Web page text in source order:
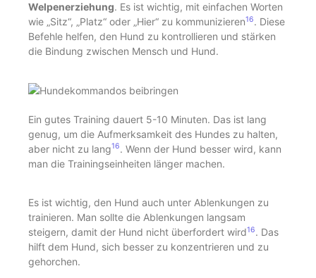
Welpenerziehung. Es ist wichtig, mit einfachen Worten
wie „Sitz“, „Platz“ oder „Hier“ zu kommunizieren16. Diese
Befehle helfen, den Hund zu kontrollieren und stärken
die Bindung zwischen Mensch und Hund.
Ein gutes Training dauert 5-10 Minuten. Das ist lang
genug, um die Aufmerksamkeit des Hundes zu halten,
aber nicht zu lang16. Wenn der Hund besser wird, kann
man die Trainingseinheiten länger machen.
Es ist wichtig, den Hund auch unter Ablenkungen zu
trainieren. Man sollte die Ablenkungen langsam
steigern, damit der Hund nicht überfordert wird16. Das
hilft dem Hund, sich besser zu konzentrieren und zu
gehorchen.